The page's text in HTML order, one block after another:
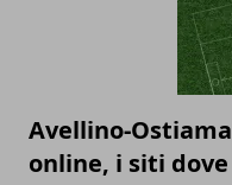
Avellino-
online, i siti